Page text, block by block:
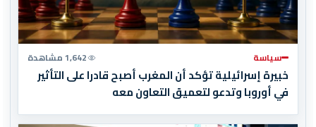
سياسة 1,642 مشاهدة
خبيرة إسرائيلية تؤكد أن المغرب أصبح قادرا على التأثير
في أوروبا وتدعو لتعميق التعاون معه